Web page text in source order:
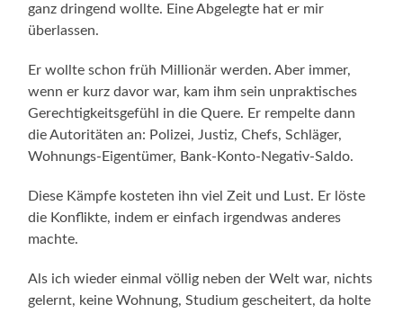
ganz dringend wollte. Eine Abgelegte hat er mir
überlassen.
Er wollte schon früh Millionär werden. Aber immer,
wenn er kurz davor war, kam ihm sein unpraktisches
Gerechtigkeitsgefühl in die Quere. Er rempelte dann
die Autoritäten an: Polizei, Justiz, Chefs, Schläger,
Wohnungs-Eigentümer, Bank-Konto-Negativ-Saldo.
Diese Kämpfe kosteten ihn viel Zeit und Lust. Er löste
die Konflikte, indem er einfach irgendwas anderes
machte.
Als ich wieder einmal völlig neben der Welt war, nichts
gelernt, keine Wohnung, Studium gescheitert, da holte